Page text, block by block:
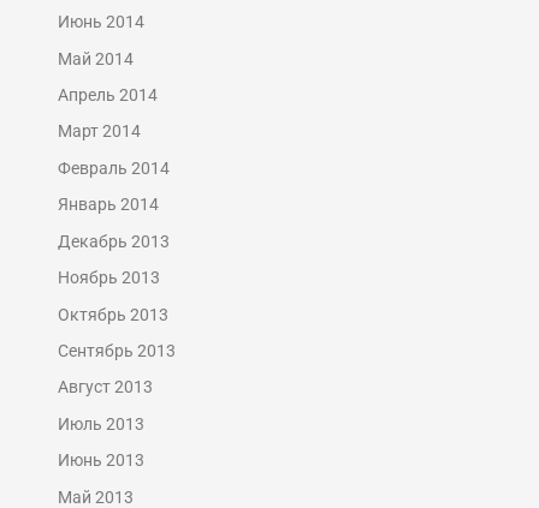
Июнь 2014
Май 2014
Апрель 2014
Март 2014
Февраль 2014
Январь 2014
Декабрь 2013
Ноябрь 2013
Октябрь 2013
Сентябрь 2013
Август 2013
Июль 2013
Июнь 2013
Май 2013